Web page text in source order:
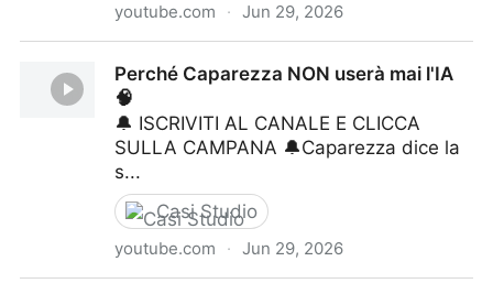
youtube.com · Jun 29, 2026
Perché Caparezza NON userà mai l'IA
🧠
🔔 ISCRIVITI AL CANALE E CLICCA
SULLA CAMPANA 🔔Caparezza dice la
s...
Casi Studio
youtube.com · Jun 29, 2026